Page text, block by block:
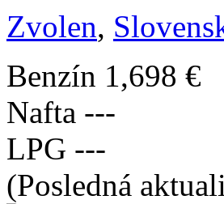
Zvolen,
Benzín 1,698 €
Nafta ---
LPG ---
(Posledná